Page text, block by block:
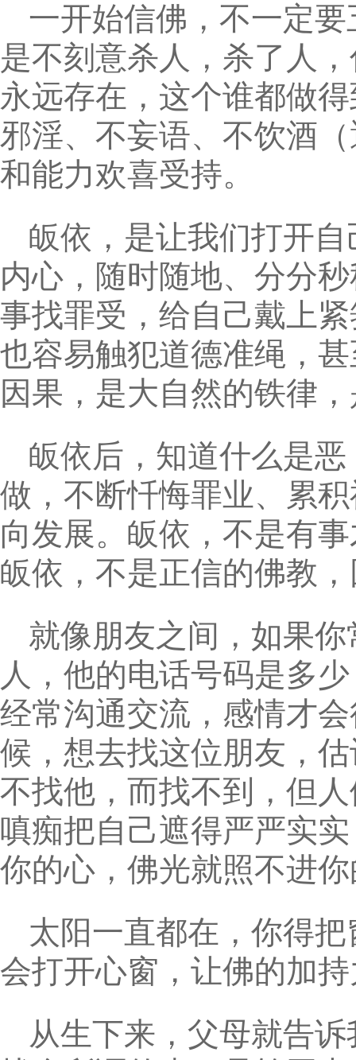
一开始信佛，不一定
是不刻意杀人，杀了人
永远存在，这个谁都做
邪淫、不妄语、不饮酒
和能力欢喜受持。
皈依，是让我们打开
内心，随时随地、分分
事找罪受，给自己戴上
也容易触犯道德准绳，
因果，是大自然的铁律
皈依后，知道什么是
做，不断忏悔罪业、累
向发展。皈依，不是有
皈依，不是正信的佛教
就像朋友之间，如果
人，他的电话号码是多
经常沟通交流，感情才
候，想去找这位朋友，
不找他，而找不到，但
嗔痴把自己遮得严严实
你的心，佛光就照不进
太阳一直都在，你得
会打开心窗，让佛的加
从生下来，父母就告